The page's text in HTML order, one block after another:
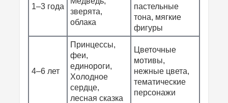
1–3 года
зверята,
облака
пастельные
тона, мягкие
фигуры
4–6 лет
Принцессы,
феи,
единороги,
Холодное
сердце,
лесная сказка
Цветочные
мотивы,
нежные цвета,
тематические
персонажи